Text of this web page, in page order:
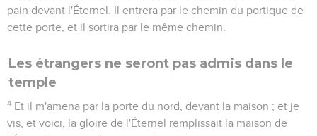
pain devant l'Éternel. Il entrera par le chemin du portique de
cette porte, et il sortira par le même chemin.
Les étrangers ne seront pas admis dans le
temple
4 Et il m'amena par la porte du nord, devant la maison ; et je
vis, et voici, la gloire de l'Éternel remplissait la maison de